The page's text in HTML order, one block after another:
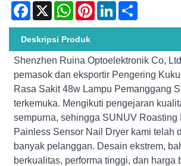
Facebook
X WhatsAppPinterestLinkedIn
Deskripsi Produk
Shenzhen Ruina Optoelektronik Co,
pemasok dan eksportir Pengering
Rasa Sakit 48w Lampu Pemanggang
terkemuka. Mengikuti pengejaran
sempurna, sehingga SUNUV Roasting
Painless Sensor Nail Dryer kami telah
banyak pelanggan. Desain ekstrem,
berkualitas, performa tinggi, dan harga